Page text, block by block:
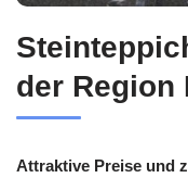
der Region
Attraktive Preise und